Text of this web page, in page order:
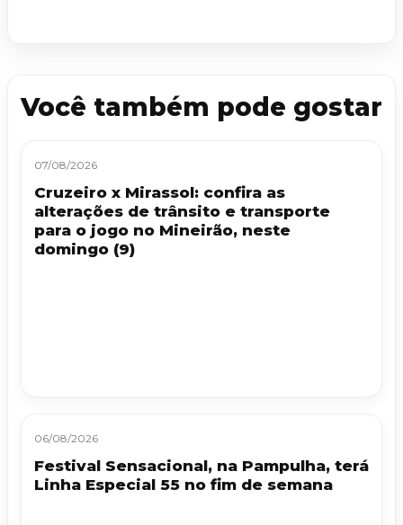
Você também pode gostar
07/08/2026
Cruzeiro x Mirassol: confira as
alterações de trânsito e transporte
para o jogo no Mineirão, neste
domingo (9)
06/08/2026
Festival Sensacional, na Pampulha, terá
Linha Especial 55 no fim de semana